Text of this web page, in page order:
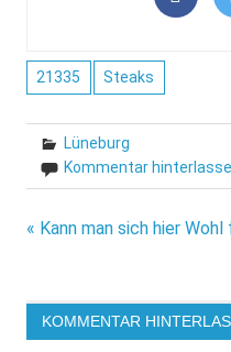
21335 Steaks
Lüneburg
Kommentar
« Kann man sich hier Wohl
KOMMENTAR